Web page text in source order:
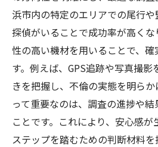
浜市内の特定のエリアでの尾行
探偵がいることで成功率が高く
性の高い機材を用いることで、
す。例えば、GPS追跡や写真撮
きを把握し、不倫の実態を明ら
って重要なのは、調査の進捗や
ことです。これにより、安心感
ステップを踏むための判断材料